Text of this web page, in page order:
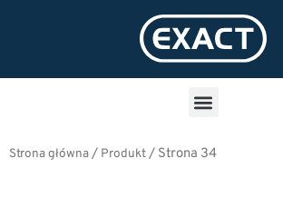
Strona główna/ Produkt/ Strona 34